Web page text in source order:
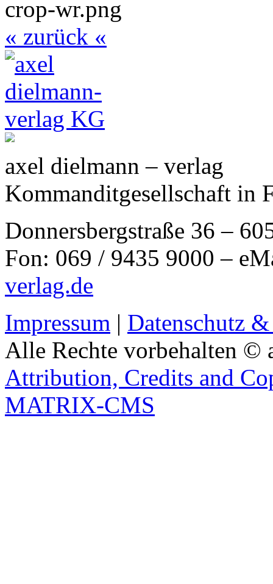
« zurück «
axel dielmann – verlag
Kommanditgesellschaft in
Donnersbergstraße 36 –
Fon: 069 / 9435 9000 –
verlag.de
Impressum | Datenschutz
Alle Rechte vorbehalten ©
Attribution, Credits and
MATRIX-CMS